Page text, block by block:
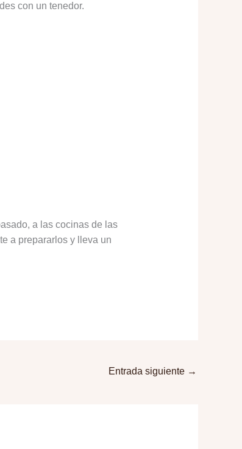
con un tenedor.
a las cocinas de las
a prepararlos y lleva un
Entrada siguiente →